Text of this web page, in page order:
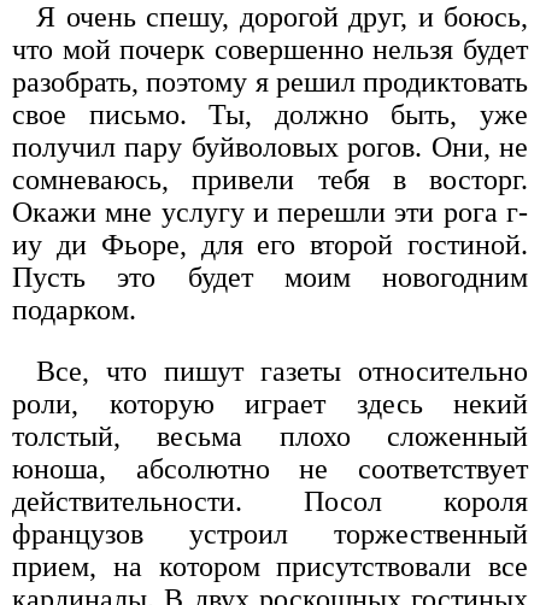
Я очень спешу, дорогой друг, и боюсь,
что мой почерк совершенно нельзя будет
разобрать, поэтому я решил продиктовать
свое письмо. Ты, должно быть, уже
получил пару буйволовых рогов. Они, не
сомневаюсь, привели тебя в восторг.
Окажи мне услугу и перешли эти рога г-
иу ди Фьоре, для его второй гостиной.
Пусть это будет моим новогодним
подарком.
Все, что пишут газеты относительно
роли, которую играет здесь некий
толстый, весьма плохо сложенный
юноша, абсолютно не соответствует
действительности. Посол короля
французов устроил торжественный
прием, на котором присутствовали все